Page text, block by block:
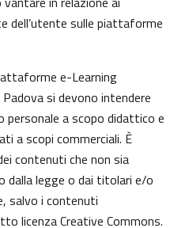
dell’utente sulle piattaforme
e-Learning
si devono intendere
personale a scopo didattico e
a scopi commerciali. È
contenuti che non sia
dalla legge o dai titolari e/o
salvo i contenuti
licenza Creative Commons.